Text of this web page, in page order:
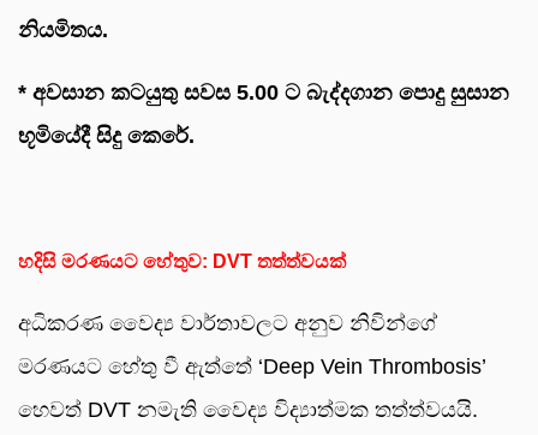
නියමිතය.
* අවසාන කටයුතු සවස 5.00 ට බැද්දගාන පොදු සුසාන
භූමියේදී සිදු කෙරේ.
හදිසි මරණයට හේතුව: DVT තත්ත්වයක්
අධිකරණ වෛද්‍ය වාර්තාවලට අනුව නිවින්ගේ
මරණයට හේතු වී ඇත්තේ ‘Deep Vein Thrombosis’
හෙවත් DVT නමැති වෛද්‍ය විද්‍යාත්මක තත්ත්වයයි.